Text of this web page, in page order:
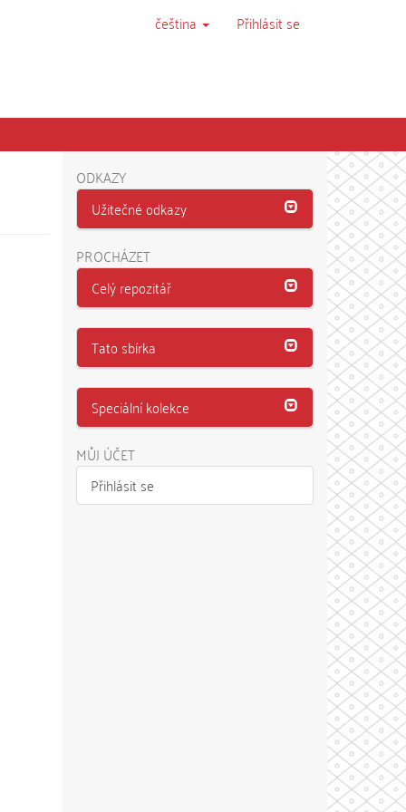
čeština Přihlásit se
ODKAZY
Užitečné odkazy
PROCHÁZET
Celý repozitář
Tato sbírka
Speciální kolekce
MŮJ ÚČET
Přihlásit se